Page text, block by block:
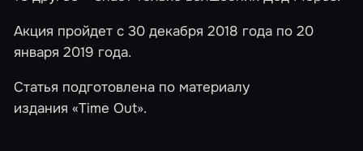
Акция пройдет с 30 декабря 2018 года по 20
января 2019 года.
Статья подготовлена по материалу
издания«Time Out».